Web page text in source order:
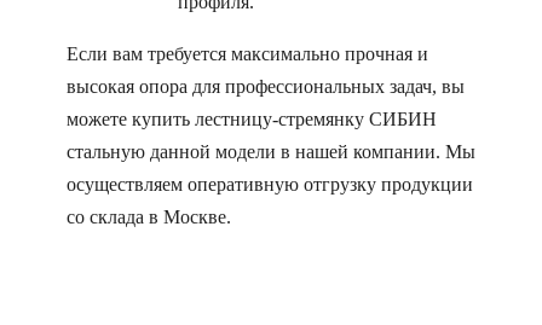
Если вам требуется максимально прочная и
высокая опора для профессиональных задач, вы
можете купить лестницу-стремянку СИБИН
стальную данной модели в нашей компании. Мы
осуществляем оперативную отгрузку продукции
со склада в Москве.